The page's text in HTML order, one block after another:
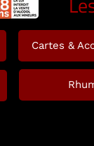
Cartes &